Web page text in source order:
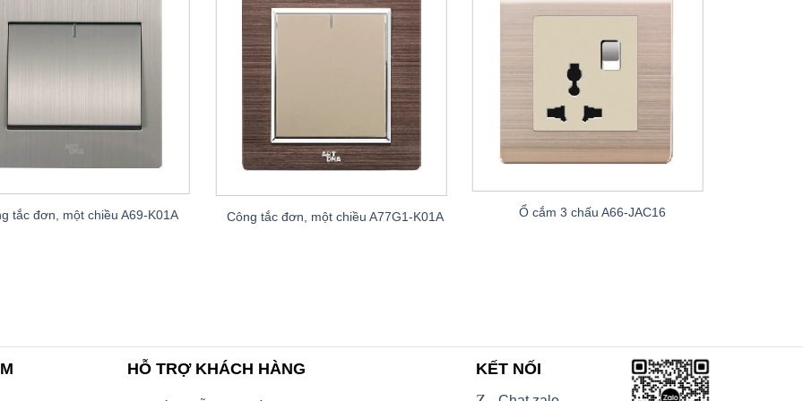
tắc đơn, một chiều A69-K01A Công tắc đơn, một chiều A77G1-K01A Ổ cắm 3 chấu A66-JAC16
HỖ TRỢ KHÁCH HÀNG KẾT NỐI